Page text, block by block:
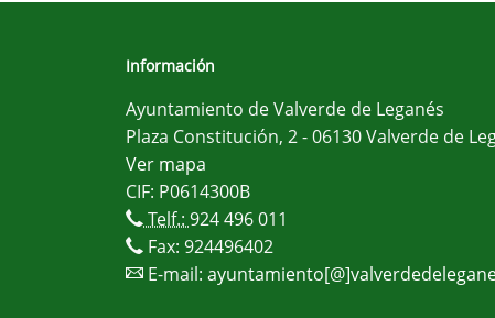
Información
Ayuntamiento de Valverde de Leganés
Plaza Constitución, 2 - 06130 Valverde de
Ver mapa
CIF: P0614300B
Telf.: 924 496 011
Fax: 924496402
E-mail: